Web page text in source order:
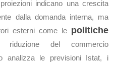
indicano una crescita
dalla domanda interna, ma
esterni come le politiche
del commercio
analizza le previsioni Istat, i